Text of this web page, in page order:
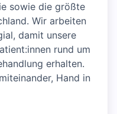
sowie die größte
Wir arbeiten
damit unsere
rund um
erhalten.
Hand in